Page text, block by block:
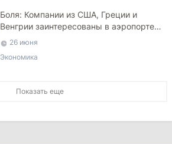
Боля: Компании из США, Греции и
Венгрии заинтересованы в аэропорте
Маркулешт
26 июня
Экономика
Показать еще